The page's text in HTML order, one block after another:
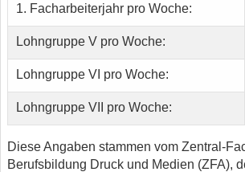
1. Facharbeiterjahr pro Woche:
Lohngruppe V pro Woche:
Lohngruppe VI pro Woche:
Lohngruppe VII pro Woche:
Diese Angaben stammen vom Zentral-
Berufsbildung Druck und Medien (ZFA),